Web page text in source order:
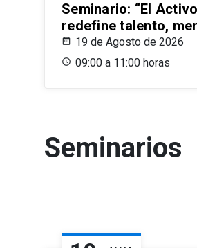
Seminario: “El
redefine talento,
19 de Agosto de 2026
09:00 a 11:00 horas
Seminarios